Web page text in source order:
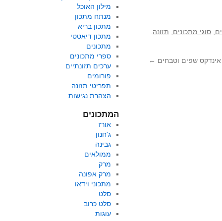
סוגי מתכונים תזונה
שפים וטבחים ←
מילון האוכל
מנתח מתכון
מתכון בריא
מתכון דיאטטי
מתכונים
ספרי מתכונים
ערכים תזונתיים
פורומים
תפריטי תזונה
הצהרת נגישות
המתכונים
אורז
ג'חנון
גבינה
ממולאים
מרק
מרק אפונה
מתכוני וידאו
סלט
סלט כרוב
עוגות